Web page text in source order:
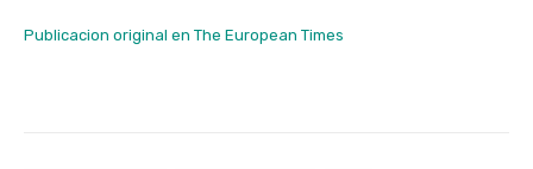
Publicacion original en The European Times